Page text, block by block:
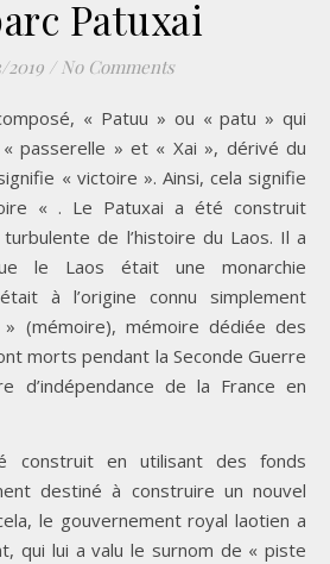
Patuxai
2019 / No Comments
passerelle » et « Xai », dérivé du
« victoire ». Ainsi, cela signifie
« . Le Patuxai a été construit
de l’histoire du Laos. Il a
le Laos était une monarchie
à l’origine connu simplement
» (mémoire), mémoire dédiée des
morts pendant la Seconde Guerre
d’indépendance de la France en
construit en utilisant des fonds
destiné à construire un nouvel
le gouvernement royal laotien a
qui lui a valu le surnom de « piste